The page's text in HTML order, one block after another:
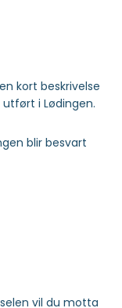
kort beskrivelse
i Lødingen.
blir besvart
vil du motta